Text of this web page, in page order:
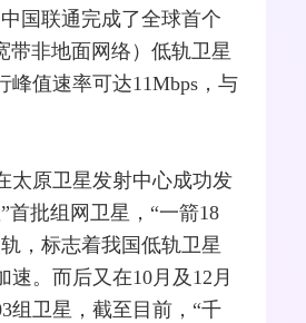
中国联通完成了全球首个
带非地面 网络 ）低轨卫星
峰值速率可达11Mbps，与
太原卫星发射中心成功发
首批组网卫星，“一箭18
，标志着我国低轨卫星
速。而后又在10月及12月
组卫星，截至目前，“千